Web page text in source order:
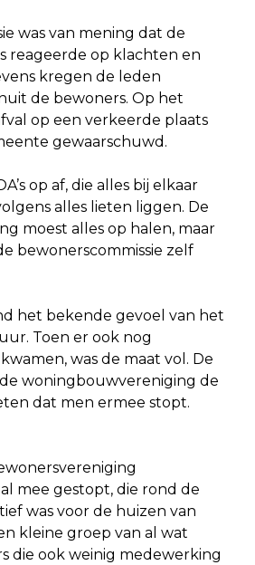
was van mening dat de
reageerde op klachten en
kregen de leden
de bewoners. Op het
op een verkeerde plaats
gewaarschuwd.
op af, die alles bij elkaar
alles lieten liggen. De
moest alles op halen, maar
bewonerscommissie zelf
het bekende gevoel van het
Toen er ook nog
was de maat vol. De
woningbouwvereniging de
dat men ermee stopt.
mee gestopt, die rond de
was voor de huizen van
kleine groep van al wat
die ook weinig medewerking